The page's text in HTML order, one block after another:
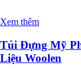
Xem thêm
Túi Đựng Mỹ
Liệu Woolen